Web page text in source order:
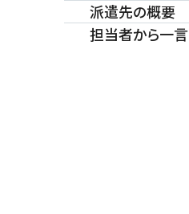
派遣先の概要
担当者から一言